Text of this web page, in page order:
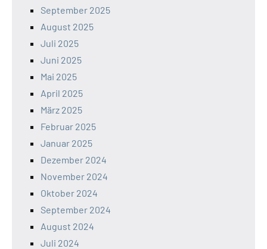
September 2025
August 2025
Juli 2025
Juni 2025
Mai 2025
April 2025
März 2025
Februar 2025
Januar 2025
Dezember 2024
November 2024
Oktober 2024
September 2024
August 2024
Juli 2024